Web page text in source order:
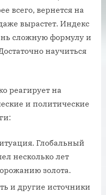
всего, вернется на
вырастет. Индекс
сложную формулу и
научиться
реагирует на
и политические
Глобальный
несколько лет
золота.
и другие источники